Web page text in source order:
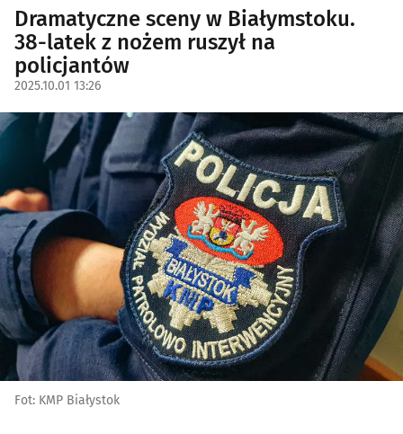
Dramatyczne sceny w Białymstoku.
38-latek z nożem ruszył na
policjantów
2025.10.01 13:26
Fot: KMP Białystok